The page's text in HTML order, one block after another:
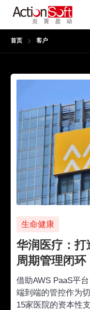
首页 客户
生命健康
华润医疗：
周期管理闭环
借助AWS PaaS平
端到端的管控作为
15家医院的资本性